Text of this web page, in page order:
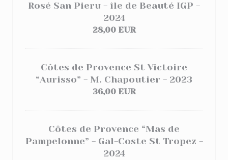
Rosé San Pieru - île de Beauté IGP -
2024
28,00 EUR
Côtes de Provence St Victoire
“Aurisso” - M. Chapoutier - 2023
36,00 EUR
Côtes de Provence “Mas de
Pampelonne” - Gal-Coste St Tropez -
2024